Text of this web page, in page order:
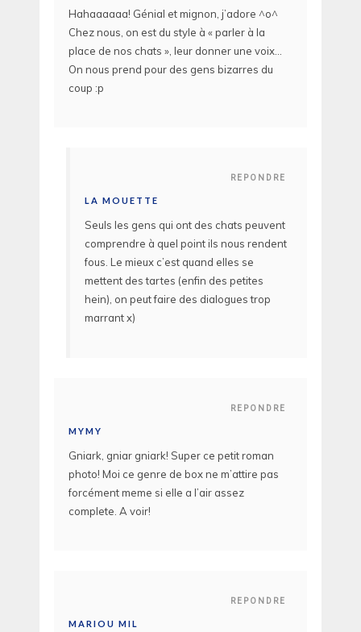
Hahaaaaaa! Génial et mignon, j’adore ^o^
Chez nous, on est du style à « parler à la
place de nos chats », leur donner une voix…
On nous prend pour des gens bizarres du
coup :p
REPONDRE
LA MOUETTE
Seuls les gens qui ont des chats peuvent
comprendre à quel point ils nous rendent
fous. Le mieux c’est quand elles se
mettent des tartes (enfin des petites
hein), on peut faire des dialogues trop
marrant x)
REPONDRE
MYMY
Gniark, gniar gniark! Super ce petit roman
photo! Moi ce genre de box ne m’attire pas
forcément meme si elle a l’air assez
complete. A voir!
REPONDRE
MARIOU MIL